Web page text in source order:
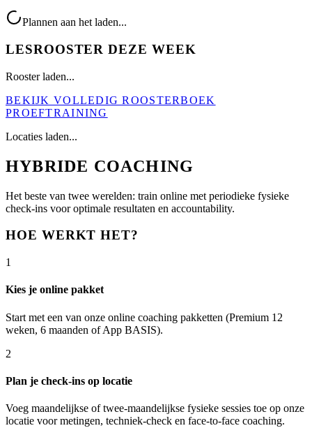
Plannen aan het laden...
LESROOSTER DEZE WEEK
Rooster laden...
BEKIJK VOLLEDIG ROOSTERBOEK
PROEFTRAINING
Locaties laden...
HYBRIDE COACHING
Het beste van twee werelden: train online met periodieke fysieke
check-ins voor optimale resultaten en accountability.
HOE WERKT HET?
1
Kies je online pakket
Start met een van onze online coaching pakketten (Premium 12
weken, 6 maanden of App BASIS).
2
Plan je check-ins op locatie
Voeg maandelijkse of twee-maandelijkse fysieke sessies toe op onze
locatie voor metingen, techniek-check en face-to-face coaching.